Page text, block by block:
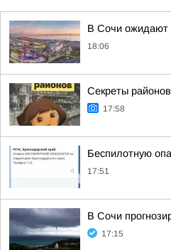
В Сочи ожидают
18:06
Секреты
17:58
Беспилотную
17:51
В Сочи
17:15